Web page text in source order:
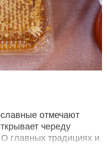
отмечают
череду
О главных традициях и